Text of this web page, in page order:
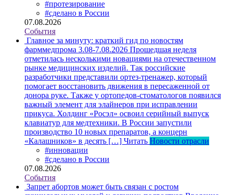
#протезирование
#сделано в России
07.08.2026
События
Главное за минуту: краткий гид по новостям
фарммедпрома 3.08-7.08.2026 Прошедшая неделя
отметилась несколькими новациями на отечественном
рынке медицинских изделий. Так российские
разработчики представили ортез-тренажер, который
помогает восстановить движения в пересаженной от
донора руке. Также у ортопедов-стоматологов появился
важный элемент для элайнеров при исправлении
прикуса. Холдинг «Росэл» освоил серийный выпуск
клавиатур для медтехники. В России запустили
производство 10 новых препаратов, а концерн
«Калашников» в десять […] Читать Новости отрасли
#инновации
#сделано в России
07.08.2026
События
Запрет абортов может быть связан с ростом